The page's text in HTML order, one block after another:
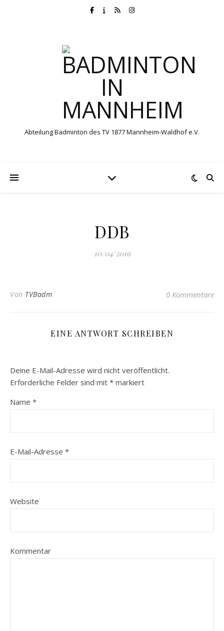
Abteilung Badminton des TV 1877 Mannheim-Waldhof e.V.
DDB
10/04/2019
Von TVBadm 0 Kommentare
EINE ANTWORT SCHREIBEN
Deine E-Mail-Adresse wird nicht veröffentlicht.
Erforderliche Felder sind mit * markiert
Name *
E-Mail-Adresse *
Website
Kommentar